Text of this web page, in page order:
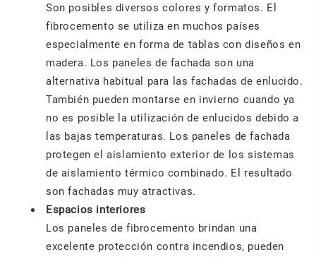
Son posibles diversos colores y formatos. El
fibrocemento se utiliza en muchos países
especialmente en forma de tablas con diseños en
madera. Los paneles de fachada son una
alternativa habitual para las fachadas de enlucido.
También pueden montarse en invierno cuando ya
no es posible la utilización de enlucidos debido a
las bajas temperaturas. Los paneles de fachada
protegen el aislamiento exterior de los sistemas
de aislamiento térmico combinado. El resultado
son fachadas muy atractivas.
Espacios interiores
Los paneles de fibrocemento brindan una
excelente protección contra incendios, pueden